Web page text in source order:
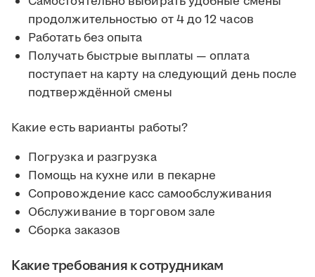
продолжительностью от 4 до 12 часов
Работать без опыта
Получать быстрые выплаты — оплата
поступает на карту на следующий день после
подтверждённой смены
Какие есть варианты работы?
Погрузка и разгрузка
Помощь на кухне или в пекарне
Сопровождение касс самообслуживания
Обслуживание в торговом зале
Сборка заказов
Какие требования к сотрудникам